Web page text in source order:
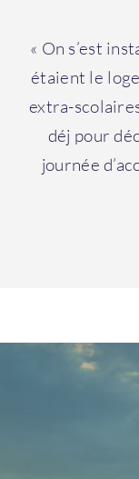
« On s’est
étaient le
extra-
déj pour
journée